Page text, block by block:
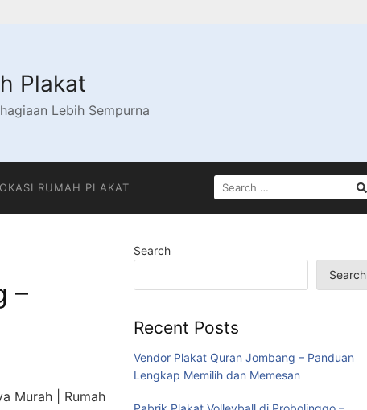
Plakat
Lebih Sempurna
RUMAH PLAKAT
SEARCH
FOR:
–
Murah | Rumah
Search
Search
Recent Posts
Vendor Plakat Quran Jombang – Panduan
Lengkap Memilih dan Memesan